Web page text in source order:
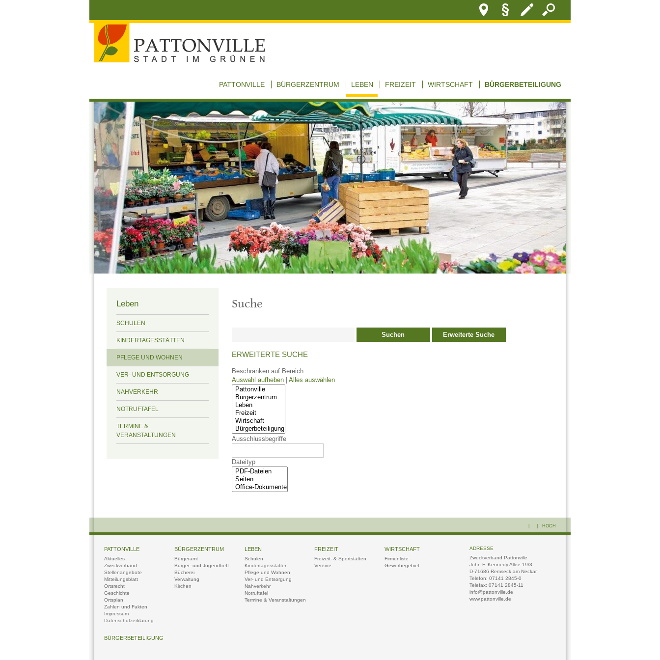
PATTONVILLE BÜRGERZENTRUM LEBEN FREIZEIT WIRTSCHAFT BÜRGERBETEILIGUNG
Leben
SCHULEN
KINDERTAGESSTÄTTEN
PFLEGE UND WOHNEN
VER- UND ENTSORGUNG
NAHVERKEHR
NOTRUFTAFEL
TERMINE &
VERANSTALTUNGEN
Suche
Suchen Erweiterte Suche
ERWEITERTE SUCHE
Beschränken auf Bereich
Auswahl aufheben
Alles auswählen
Ausschlussbegriffe
Dateityp
HOCH
PATTONVILLE
Aktuelles
Zweckverband
Stellenangebote
Mitteilungsblatt
Ortsrecht
Geschichte
Ortsplan
Zahlen und Fakten
Impressum
Datenschutzerklärung
BÜRGERZENTRUM
Bürgeramt
Bürger- und Jugendtreff
Bücherei
Verwaltung
Kirchen
LEBEN
Schulen
Kindertagesstätten
Pflege und Wohnen
Ver- und Entsorgung
Nahverkehr
Notruftafel
Termine & Veranstaltungen
FREIZEIT
Freizeit- & Sportstätten
Vereine
WIRTSCHAFT
Firmenliste
Gewerbegebiet
BÜRGERBETEILIGUNG
ADRESSE
Zweckverband Pattonville
John-F.-Kennedy Allee 19/3
D-71686 Remseck am Neckar
Telefon: 07141 2845-0
Telefax: 07141 2845-11
info@pattonville.de
www.pattonville.de